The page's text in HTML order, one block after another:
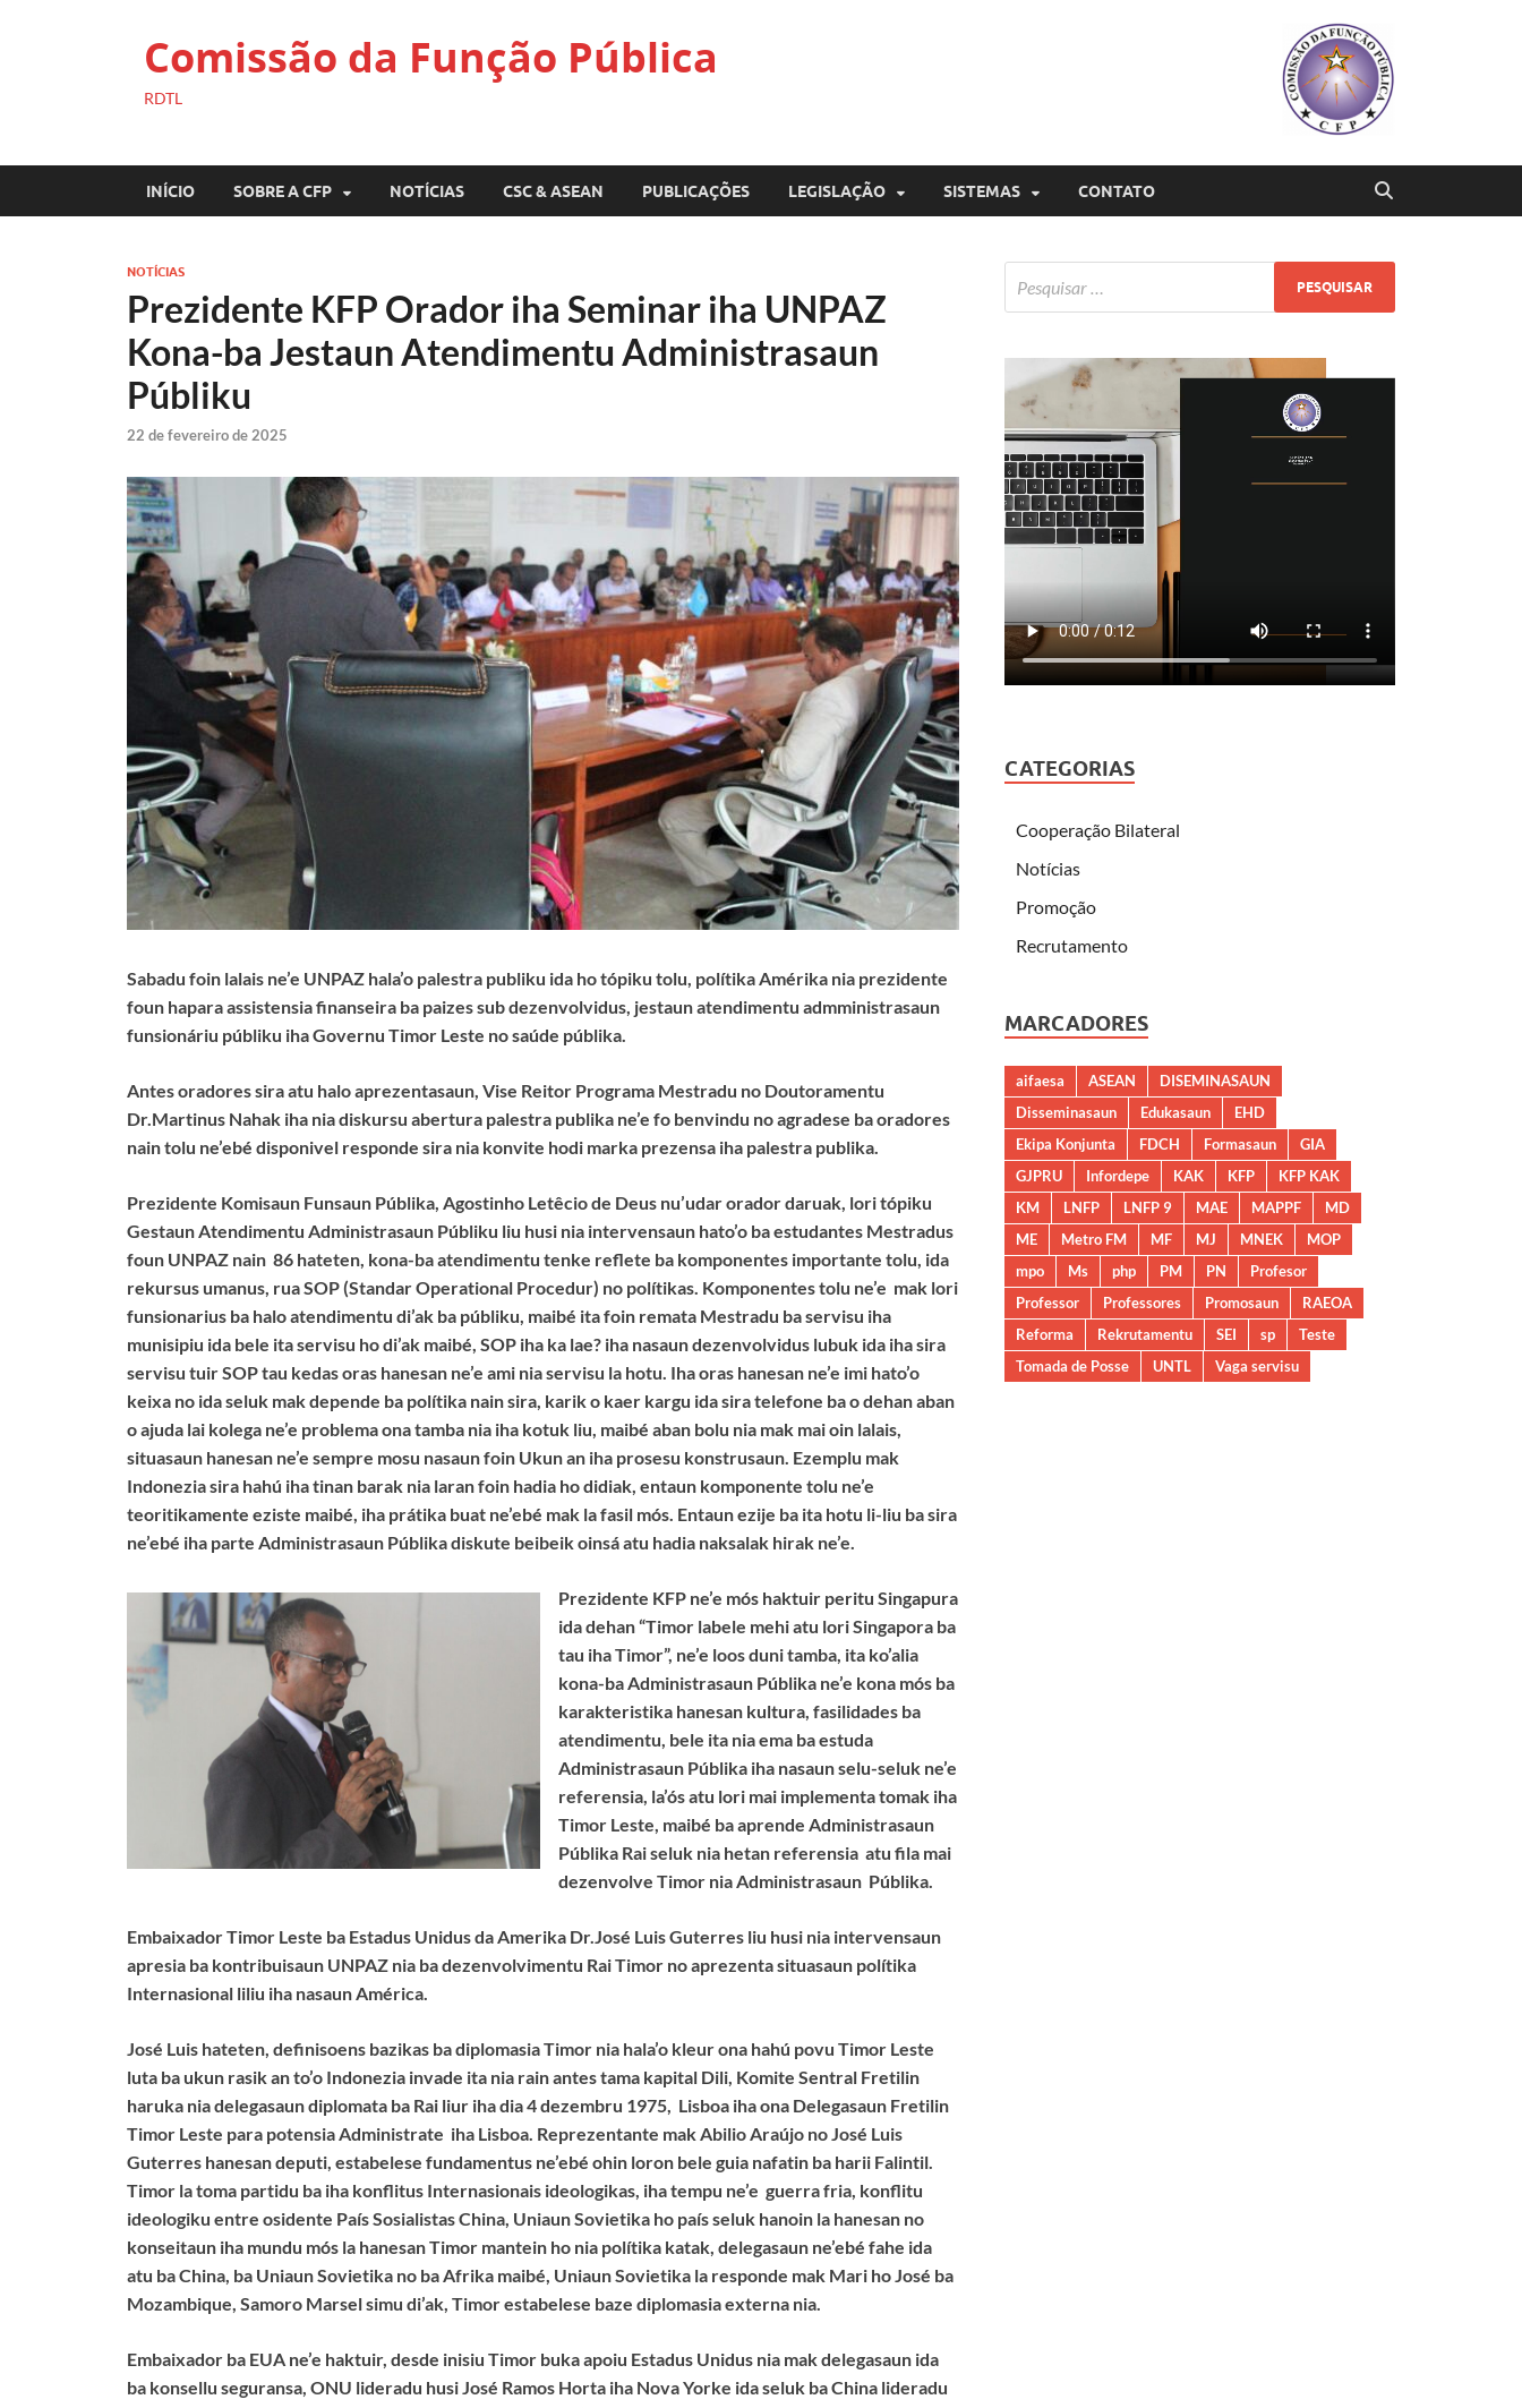
Comissão da Função Pública
RDTL
INÍCIO SOBRE A CFP NOTÍCIAS CSC & ASEAN PUBLICAÇÕES LEGISLAÇÃO SISTEMAS CONTATO
NOTÍCIAS
Prezidente KFP Orador iha Seminar iha UNPAZ
Kona-ba Jestaun Atendimentu Administrasaun
Públiku
22 de fevereiro de 2025
Sabadu foin lalais ne’e UNPAZ hala’o palestra publiku ida ho tópiku tolu, polítika Amérika nia prezidente
foun hapara assistensia finanseira ba paizes sub dezenvolvidus, jestaun atendimentu admministrasaun
funsionáriu públiku iha Governu Timor Leste no saúde públika.
Antes oradores sira atu halo aprezentasaun, Vise Reitor Programa Mestradu no Doutoramentu
Dr.Martinus Nahak iha nia diskursu abertura palestra publika ne’e fo benvindu no agradese ba oradores
nain tolu ne’ebé disponivel responde sira nia konvite hodi marka prezensa iha palestra publika.
Prezidente Komisaun Funsaun Públika, Agostinho Letêcio de Deus nu’udar orador daruak, lori tópiku
Gestaun Atendimentu Administrasaun Públiku liu husi nia intervensaun hato’o ba estudantes Mestradus
foun UNPAZ nain 86 hateten, kona-ba atendimentu tenke reflete ba komponentes importante tolu, ida
rekursus umanus, rua SOP (Standar Operational Procedur) no polítikas. Komponentes tolu ne’e mak lori
funsionarius ba halo atendimentu di’ak ba públiku, maibé ita foin remata Mestradu ba servisu iha
munisipiu ida bele ita servisu ho di’ak maibé, SOP iha ka lae? iha nasaun dezenvolvidus lubuk ida iha sira
servisu tuir SOP tau kedas oras hanesan ne’e ami nia servisu la hotu. Iha oras hanesan ne’e imi hato’o
keixa no ida seluk mak depende ba polítika nain sira, karik o kaer kargu ida sira telefone ba o dehan aban
o ajuda lai kolega ne’e problema ona tamba nia iha kotuk liu, maibé aban bolu nia mak mai oin lalais,
situasaun hanesan ne’e sempre mosu nasaun foin Ukun an iha prosesu konstrusaun. Ezemplu mak
Indonezia sira hahú iha tinan barak nia laran foin hadia ho didiak, entaun komponente tolu ne’e
teoritikamente eziste maibé, iha prátika buat ne’ebé mak la fasil mós. Entaun ezije ba ita hotu li-liu ba sira
ne’ebé iha parte Administrasaun Públika diskute beibeik oinsá atu hadia naksalak hirak ne’e.
Prezidente KFP ne’e mós haktuir peritu Singapura
ida dehan “Timor labele mehi atu lori Singapora ba
tau iha Timor”, ne’e loos duni tamba, ita ko’alia
kona-ba Administrasaun Públika ne’e kona mós ba
karakteristika hanesan kultura, fasilidades ba
atendimentu, bele ita nia ema ba estuda
Administrasaun Públika iha nasaun selu-seluk ne’e
referensia, la’ós atu lori mai implementa tomak iha
Timor Leste, maibé ba aprende Administrasaun
Públika Rai seluk nia hetan referensia atu fila mai
dezenvolve Timor nia Administrasaun Públika.
Embaixador Timor Leste ba Estadus Unidus da Amerika Dr.José Luis Guterres liu husi nia intervensaun
apresia ba kontribuisaun UNPAZ nia ba dezenvolvimentu Rai Timor no aprezenta situasaun polítika
Internasional liliu iha nasaun América.
José Luis hateten, definisoens bazikas ba diplomasia Timor nia hala’o kleur ona hahú povu Timor Leste
luta ba ukun rasik an to’o Indonezia invade ita nia rain antes tama kapital Dili, Komite Sentral Fretilin
haruka nia delegasaun diplomata ba Rai liur iha dia 4 dezembru 1975, Lisboa iha ona Delegasaun Fretilin
Timor Leste para potensia Administrate iha Lisboa. Reprezentante mak Abilio Araújo no José Luis
Guterres hanesan deputi, estabelese fundamentus ne’ebé ohin loron bele guia nafatin ba harii Falintil.
Timor la toma partidu ba iha konflitus Internasionais ideologikas, iha tempu ne’e guerra fria, konflitu
ideologiku entre osidente País Sosialistas China, Uniaun Sovietika ho país seluk hanoin la hanesan no
konseitaun iha mundu mós la hanesan Timor mantein ho nia polítika katak, delegasaun ne’ebé fahe ida
atu ba China, ba Uniaun Sovietika no ba Afrika maibé, Uniaun Sovietika la responde mak Mari ho José ba
Mozambique, Samoro Marsel simu di’ak, Timor estabelese baze diplomasia externa nia.
Embaixador ba EUA ne’e haktuir, desde inisiu Timor buka apoiu Estadus Unidus nia mak delegasaun ida
ba konsellu seguransa, ONU lideradu husi José Ramos Horta iha Nova Yorke ida seluk ba China lideradu
CATEGORIAS
Cooperação Bilateral
Notícias
Promoção
Recrutamento
MARCADORES
aifaesa ASEAN
DISEMINASAUN
Disseminasaun
Edukasaun
EHD
Ekipa Konjunta
FDCH Formasaun
GIA
GJPRU
Infordepe KAK KFP
KFP KAK
KM
LNFP LNFP 9 MAE MAPPF
MD
ME
Metro FM MF MJ MNEK
MOP
mpo
Ms php PM PN
Profesor
Professor
Professores Promosaun
RAEOA
Reforma
Rekrutamentu SEI sp
Teste
Tomada de Posse
UNTL Vaga servisu